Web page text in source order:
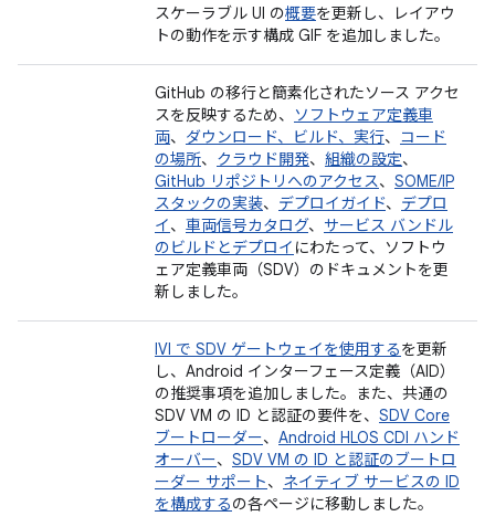
スケーラブル UI の概要を更新し、レイアウ
トの動作を示す構成 GIF を追加しました。
GitHub の移行と簡素化されたソース アクセ
スを反映するため、
ソフトウェア定義車
両、 ダウンロード、ビルド、実行、 コード
の場所、 クラウド開発、 組織の設定、
GitHub リポジトリへのアクセス、 SOME/IP
スタックの実装、 デプロイガイド、 デプロ
イ、 車両信号カタログ、 サービス バンドル
のビルドとデプロイ にわたって、ソフトウ
ェア定義車両（SDV）のドキュメントを更
新しました。
IVI で SDV ゲートウェイを使用するを更新
し、Android インターフェース定義（AID）
の推奨事項を追加しました。また、共通の
SDV VM の ID と認証の要件を、 SDV Core
ブートローダー、 Android HLOS CDI ハンド
オーバー、 SDV VM の ID と認証のブートロ
ーダー サポート、 ネイティブ サービスの ID
を構成するの各ページに移動しました。